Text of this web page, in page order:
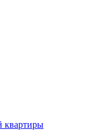
квартиры